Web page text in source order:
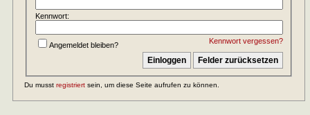
Kennwort:
Kennwort vergessen?
Angemeldet bleiben?
Du musst registriert sein, um diese Seite aufrufen zu können.